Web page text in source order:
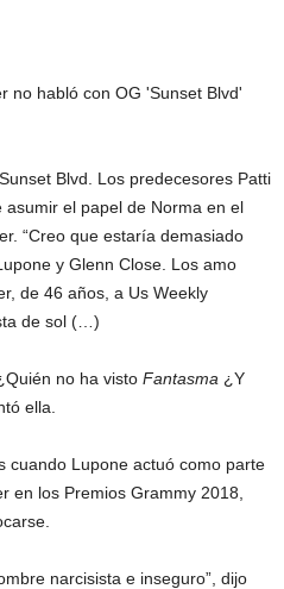
no habló con OG 'Sunset Blvd'
Blvd. Los predecesores Patti
el papel de Norma en el
“Creo que estaría demasiado
y Glenn Close. Los amo
de 46 años, a Us Weekly
de sol (…)
no ha visto Fantasma ¿Y
ella.
cuando Lupone actuó como parte
en los Premios Grammy 2018,
narcisista e inseguro”, dijo